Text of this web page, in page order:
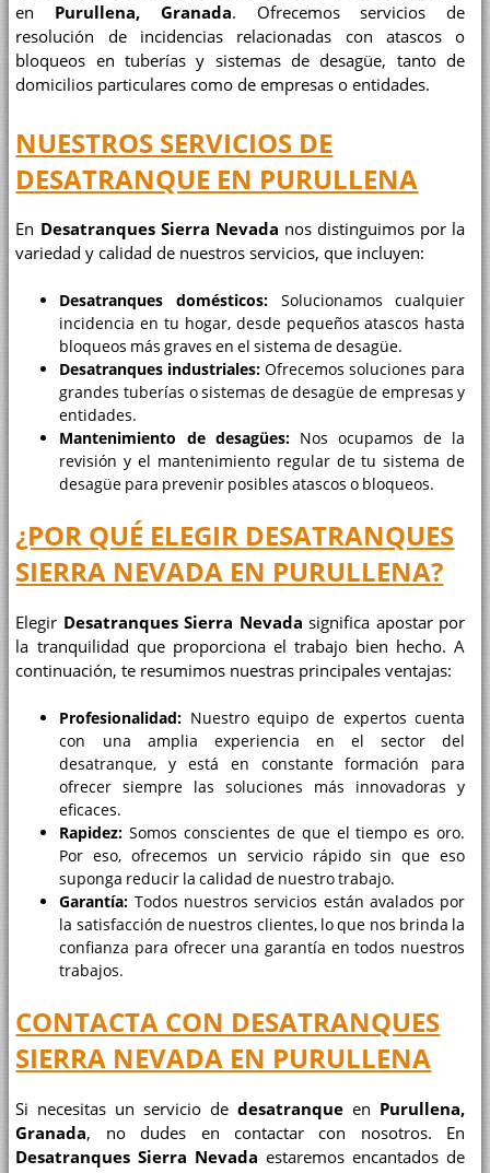
en Purullena, Granada. Ofrecemos servicios de
resolución de incidencias relacionadas con atascos o
bloqueos en tuberías y sistemas de desagüe, tanto de
domicilios particulares como de empresas o entidades.
NUESTROS SERVICIOS DE
DESATRANQUE EN PURULLENA
En Desatranques Sierra Nevada nos distinguimos por la
variedad y calidad de nuestros servicios, que incluyen:
Desatranques domésticos: Solucionamos cualquier
incidencia en tu hogar, desde pequeños atascos hasta
bloqueos más graves en el sistema de desagüe.
Desatranques industriales: Ofrecemos soluciones para
grandes tuberías o sistemas de desagüe de empresas y
entidades.
Mantenimiento de desagües:Nos ocupamos de la
revisión y el mantenimiento regular de tu sistema de
desagüe para prevenir posibles atascos o bloqueos.
¿POR QUÉ ELEGIR DESATRANQUES
SIERRA NEVADA EN PURULLENA?
Elegir Desatranques Sierra Nevada significa apostar por
la tranquilidad que proporciona el trabajo bien hecho. A
continuación, te resumimos nuestras principales ventajas:
Profesionalidad: Nuestro equipo de expertos cuenta
con una amplia experiencia en el sector del
desatranque, y está en constante formación para
ofrecer siempre las soluciones más innovadoras y
eficaces.
Rapidez: Somos conscientes de que el tiempo es oro.
Por eso, ofrecemos un servicio rápido sin que eso
suponga reducir la calidad de nuestro trabajo.
Garantía: Todos nuestros servicios están avalados por
la satisfacción de nuestros clientes, lo que nos brinda la
confianza para ofrecer una garantía en todos nuestros
trabajos.
CONTACTA CON DESATRANQUES
SIERRA NEVADA EN PURULLENA
Si necesitas un servicio dedesatranque en Purullena,
Granada, no dudes en contactar con nosotros. En
Desatranques Sierra Nevada estaremos encantados de